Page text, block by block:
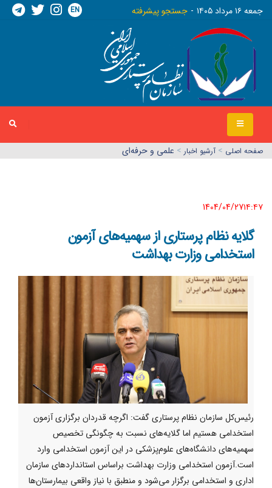
جمعه ١٦ مرداد ١٤٠٥ جستجو پیشرفته EN
صفحه اصلي > آرشیو اخبار > علمی و حرفه‌ای
1404/04/27١٤:٤٧
گلایه نظام پرستاری از سهمیه‌های آزمون
استخدامی وزارت بهداشت
رئیس‌کل سازمان نظام پرستاری گفت: اگرچه قدردان برگزاری آزمون
استخدامی هستیم اما گلایه‌های نسبت به چگونگی تخصیص
سهمیه‌های دانشگاه‌های علوم‌پزشکی در این آزمون استخدامی وارد
است.آزمون استخدامی وزارت بهداشت براساس استانداردهای سازمان
اداری و استخدامی برگزار می‌شود و منطبق با نیاز واقعی بیمارستان‌ها